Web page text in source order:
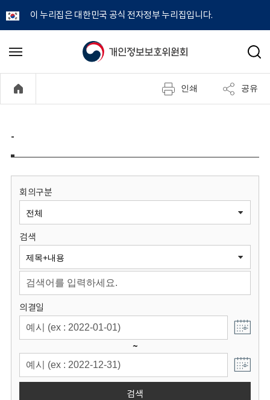
이 누리집은 대한민국 공식 전자정부 누리집입니다.
개
정
보
원
회
메
기
검
인쇄 공유
-
회의구분
검색
의결일
~
검색